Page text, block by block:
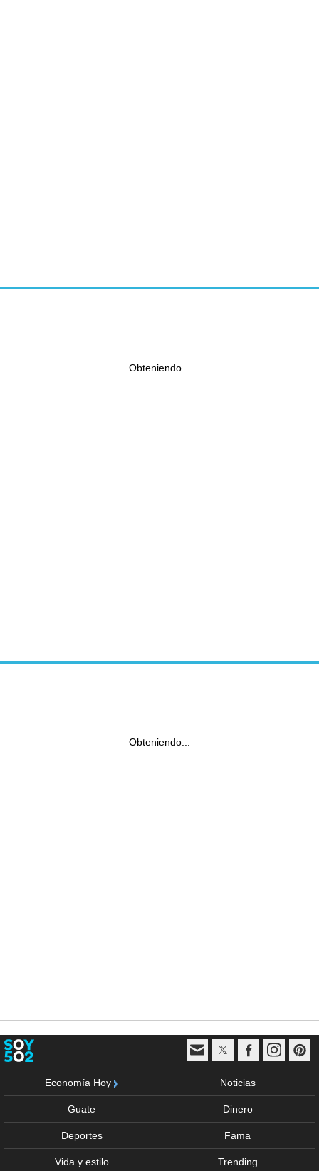
Obteniendo...
Obteniendo...
Economía Hoy Noticias
Guate Dinero
Deportes Fama
Vida y estilo Trending